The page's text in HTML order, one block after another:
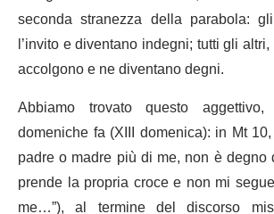
seconda stranezza della parabola:
l’invito e diventano indegni; tutti gli
accolgono e ne diventano degni.
Abbiamo trovato questo
domeniche fa (XIII domenica): in Mt
padre o madre più di me, non è
prende la propria croce e non mi
me…”), al termine del discorso